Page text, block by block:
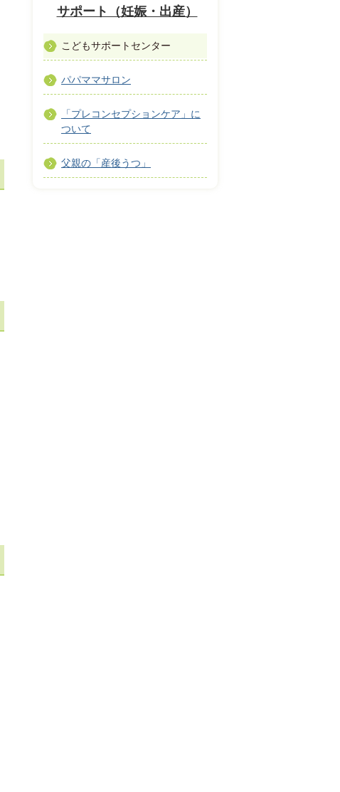
サポート（妊娠・出産）
こどもサポートセンター
パパママサロン
「プレコンセプションケア」に
ついて
父親の「産後うつ」